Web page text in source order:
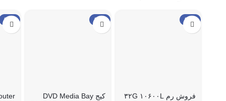
حراج
فروش رم ۳۲G ۱۰۶۰۰L
حراج
کیج DVD Media Bay
حراج